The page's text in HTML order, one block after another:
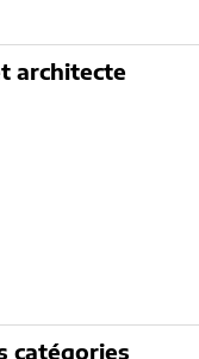
architecte
catégories